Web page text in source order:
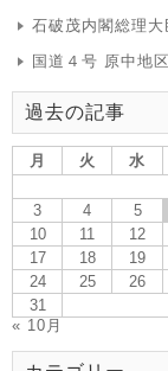
石破茂内閣総理大
国道４号 原中地
過去の記事
月 火 水
3
4 5
10
11 12
17
18 19
24
25 26
31
« 10月